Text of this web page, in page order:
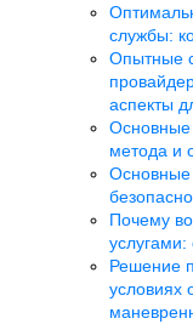
службы:
Опытные
аспекты
Основные
метода и
Основные
Почему
Решение
условиях